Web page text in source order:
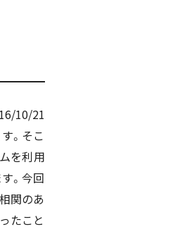
10/21
。そこ
を利用
。今回
関のあ
たこと